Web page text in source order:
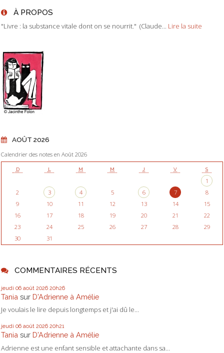
À PROPOS
"Livre : la substance vitale dont on se nourrit." (Claude... Lire la suite
AOÛT 2026
Calendrier des notes en Août 2026
D L M M J V S
1
2
3 4 5 6 7
8
9
10 11 12 13 14
15
16
17 18 19 20 21
22
23
24 25 26 27 28
29
30
31
COMMENTAIRES RÉCENTS
jeudi 06 août 2026 20h26
Tania sur D'Adrienne à Amélie
Je voulais le lire depuis longtemps et j'ai dû le...
jeudi 06 août 2026 20h21
Tania sur D'Adrienne à Amélie
Adrienne est une enfant sensible et attachante dans sa...